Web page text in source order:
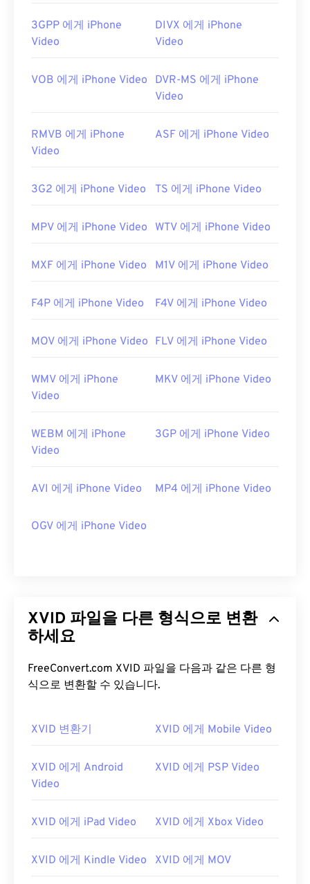
최초 출시:
https://en.wikipedia.org/wiki/Xvid
3GPP 에게 iPhone
Video
DIVX 에게 iPhone
Video
VOB 에게 iPhone Video
DVR-MS 에게 iPhone
Video
RMVB 에게 iPhone
Video
ASF 에게 iPhone Video
3G2 에게 iPhone Video TS 에게 iPhone Video
MPV 에게 iPhone Video WTV 에게 iPhone Video
MXF 에게 iPhone Video M1V 에게 iPhone Video
F4P 에게 iPhone Video F4V 에게 iPhone Video
MOV 에게 iPhone Video FLV 에게 iPhone Video
WMV 에게 iPhone
Video
MKV 에게 iPhone Video
WEBM 에게 iPhone
Video
3GP 에게 iPhone Video
AVI 에게 iPhone Video MP4 에게 iPhone Video
OGV 에게 iPhone Video
XVID 파일을 다른 형식으로 변환
하세요
FreeConvert.com XVID 파일을 다음과 같은 다른 형
식으로 변환할 수 있습니다.
XVID 변환기 XVID 에게 Mobile Video
XVID 에게 Android
Video
XVID 에게 PSP Video
XVID 에게 iPad Video XVID 에게 Xbox Video
XVID 에게 Kindle Video XVID 에게 MOV